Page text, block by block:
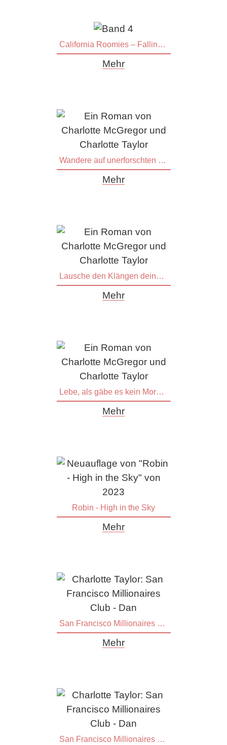
California Roomies – Falling For You
Mehr
Wandere auf unerforschten Pfaden
Mehr
Lausche den Klängen deiner Seele
Mehr
Lebe, als gäbe es kein Morgen
Mehr
Robin - High in the Sky
Mehr
San Francisco Millionaires Club - Ian
Mehr
San Francisco Millionaires Club - Derek